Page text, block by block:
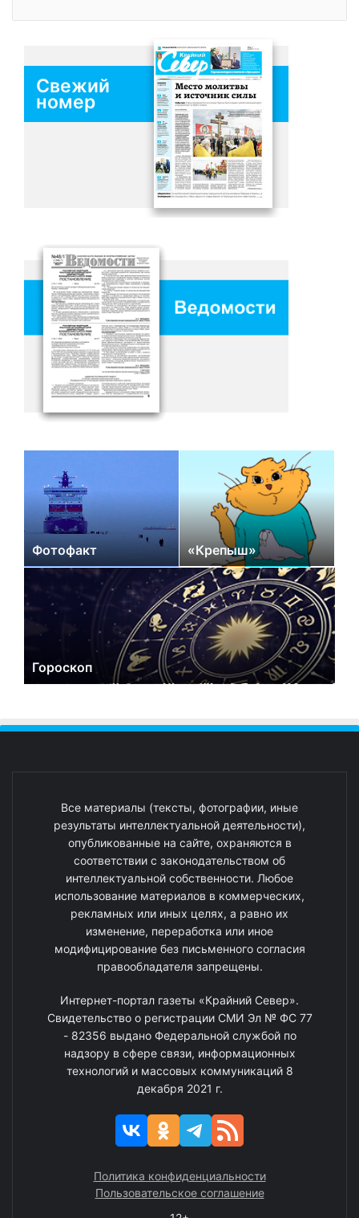
Свежий
номер
Фотофакт «Крепыш»
Гороскоп
Все материалы (тексты, фотографии, иные
результаты интеллектуальной деятельности),
опубликованные на сайте, охраняются в
соответствии с законодательством об
интеллектуальной собственности. Любое
использование материалов в коммерческих,
рекламных или иных целях, а равно их
изменение, переработка или иное
модифицирование без письменного согласия
правообладателя запрещены.
Интернет-портал газеты «Крайний Север».
Свидетельство о регистрации СМИ Эл № ФС 77
- 82356 выдано Федеральной службой по
надзору в сфере связи, информационных
технологий и массовых коммуникаций 8
декабря 2021 г.
Политика конфиденциальности
Пользовательское соглашение